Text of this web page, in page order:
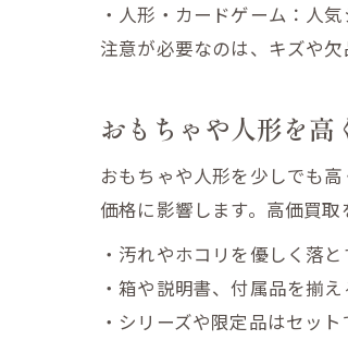
・人形・カードゲーム：人
注意が必要なのは、キズや
おもちゃや人形を高
おもちゃや人形を少しでも
価格に影響します。高価買取
・汚れやホコリを優しく落
・箱や説明書、付属品を揃え
・シリーズや限定品はセッ